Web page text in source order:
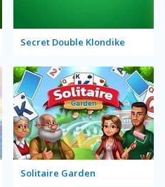
Secret Double Klondike
Solitaire Garden